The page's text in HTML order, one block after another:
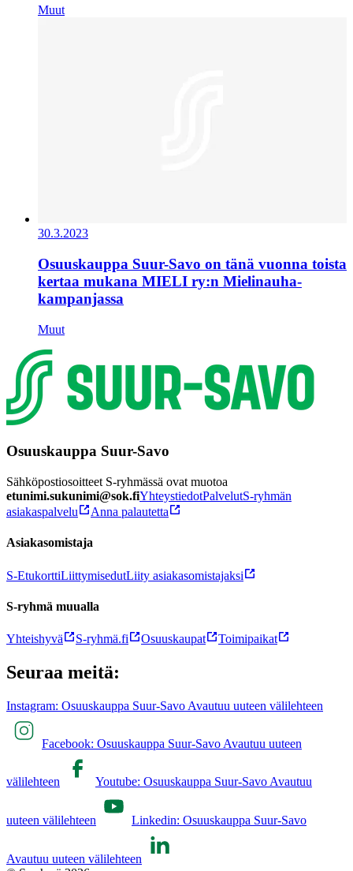
Muut
30.3.2023
Osuuskauppa Suur-Savo on tänä vuonna toista
kertaa mukana MIELI ry:n Mielinauha-
kampanjassa
Muut
Osuuskauppa Suur-Savo
Sähköpostiosoitteet S-ryhmässä ovat muotoa
etunimi.sukunimi@sok.fiYhteystiedotPalvelutS-ryhmän
asiakaspalvelu
Anna palautetta
Asiakasomistaja
S-EtukorttiLiittymisedutLiity asiakasomistajaksi
S-ryhmä muualla
Yhteishyvä S-ryhmä.fi Osuuskaupat Toimipaikat
Seuraa meitä:
Instagram: Osuuskauppa Suur-Savo Avautuu uuteen välilehteen
Facebook: Osuuskauppa Suur-Savo Avautuu uuteen
välilehteen Youtube: Osuuskauppa Suur-Savo Avautuu
uuteen välilehteen Linkedin: Osuuskauppa Suur-Savo
Avautuu uuteen välilehteen